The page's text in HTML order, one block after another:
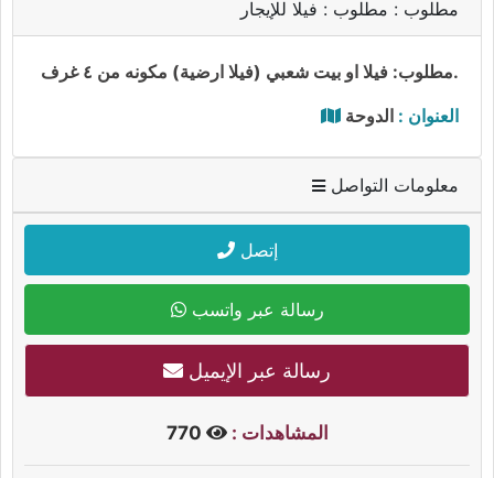
مطلوب : مطلوب : فيلا للإيجار
مطلوب: فيلا او بيت شعبي (فيلا ارضية) مكونه من ٤ غرف.
العنوان : الدوحة
معلومات التواصل
إتصل
رسالة عبر واتسب
رسالة عبر الإيميل
المشاهدات :